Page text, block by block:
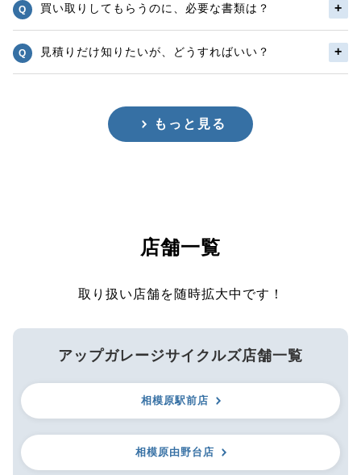
買い取りしてもらうのに、必要な書類は？
見積りだけ知りたいが、どうすればいい？
もっと見る
店舗一覧
取り扱い店舗を随時拡大中です！
アップガレージサイクルズ店舗一覧
相模原駅前店
相模原由野台店